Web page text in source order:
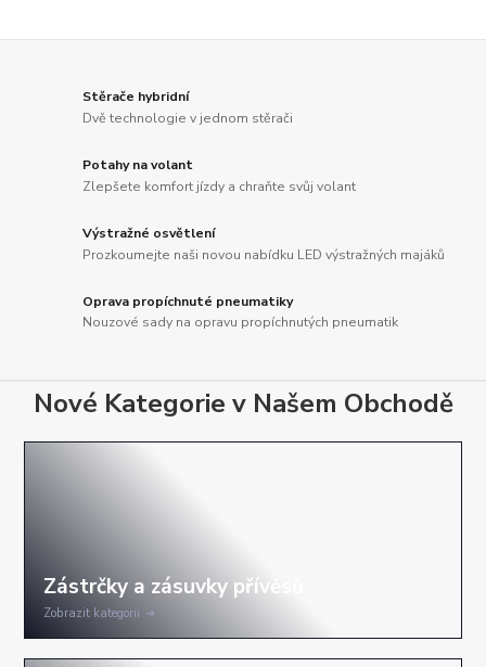
Stěrače hybridní
Dvě technologie v jednom stěrači
Potahy na volant
Zlepšete komfort jízdy a chraňte svůj volant
Výstražné osvětlení
Prozkoumejte naši novou nabídku LED výstražných majáků
Oprava propíchnuté pneumatiky
Nouzové sady na opravu propíchnutých pneumatik
Nové Kategorie v Našem Obchodě
Zobrazit kategorii